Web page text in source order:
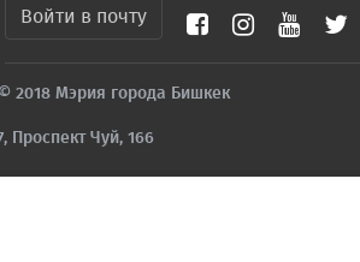
Войти в почту
2018 Мэрия города Бишкек
Проспект Чуй, 166